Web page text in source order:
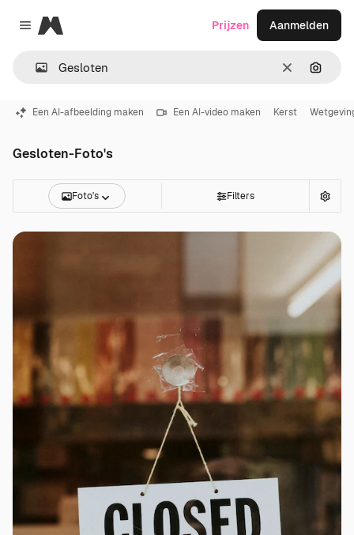
Close menu
Magnific
Wissen
Prijzen Aanmelden
Een AI-afbeelding maken Een AI-video maken Kerst
Gesloten-Foto's
Foto's Filters